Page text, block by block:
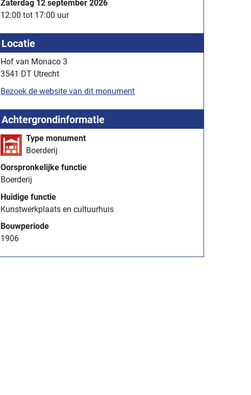
Zaterdag 12 september 2026
12:00 tot 17:00 uur
Locatie
Hof van Monaco 3
3541 DT Utrecht
Bezoek de website van dit monument
Achtergrondinformatie
Type monument
Boerderij
Oorspronkelijke functie
Boerderij
Huidige functie
Kunstwerkplaats en cultuurhuis
Bouwperiode
1906